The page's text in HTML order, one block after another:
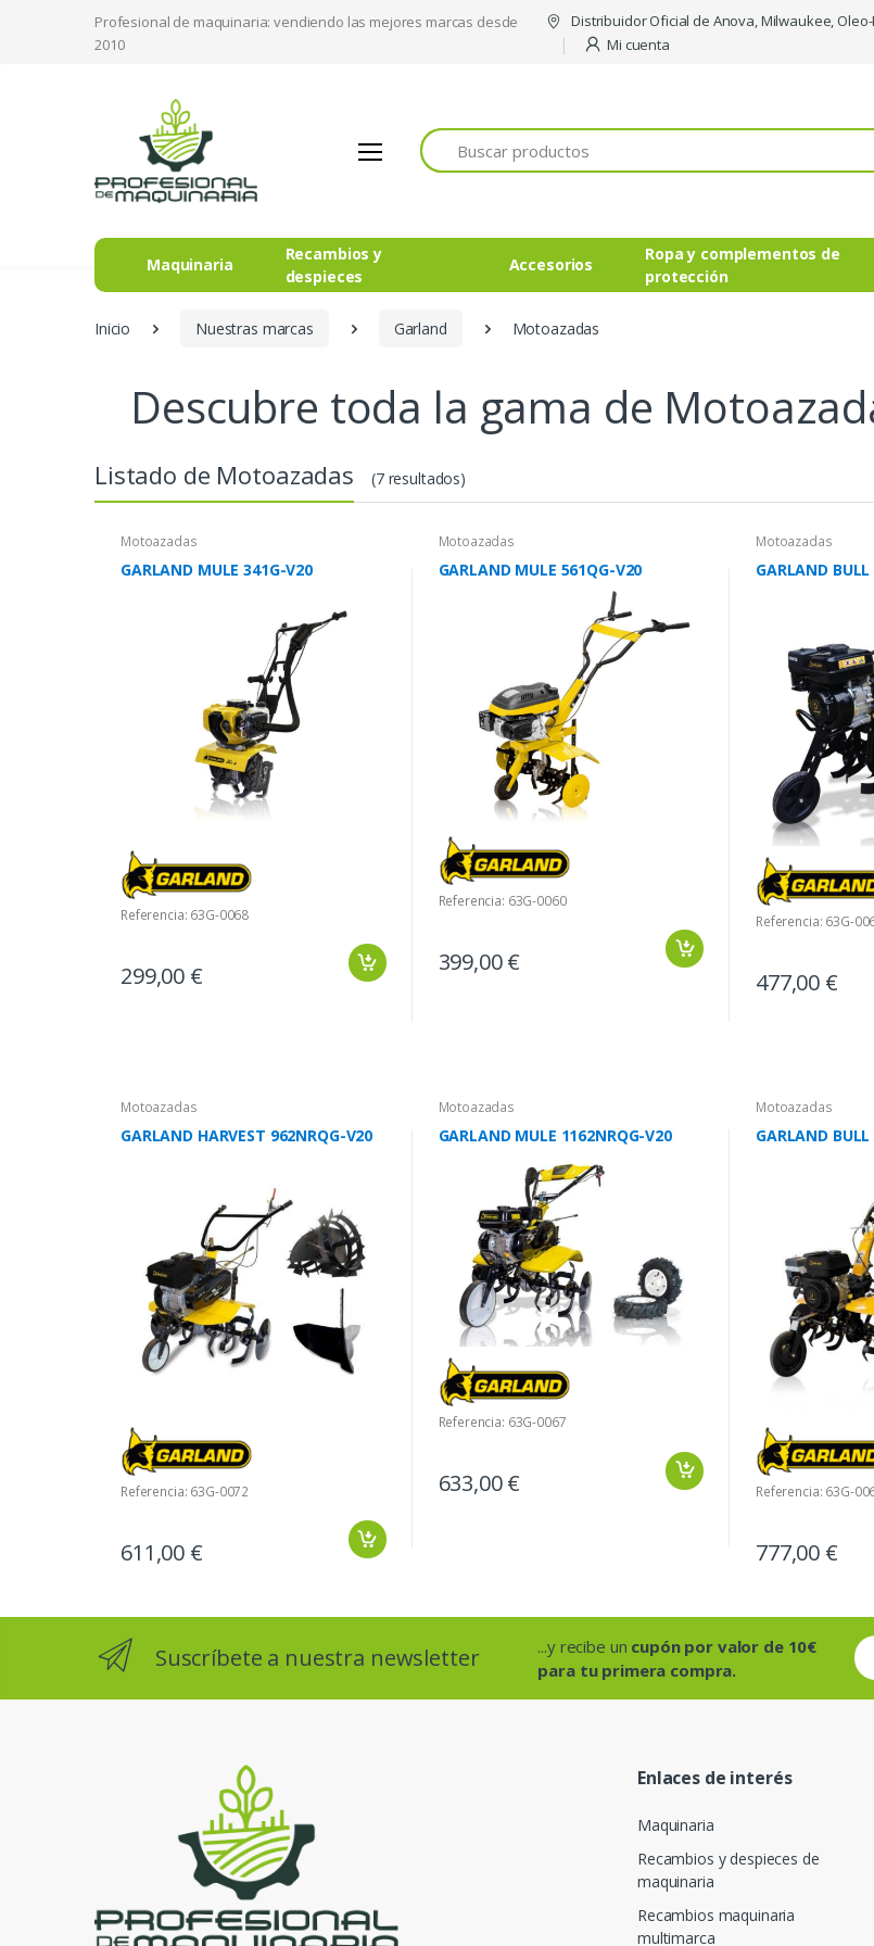
Profesional de maquinaria: vendiendo las mejores marcas desde
2010
Distribuidor Oficial de Anova, Milwaukee, Oleo-
Mi cuenta
Buscar
Maquinaria
Recambios y
despieces
Accesorios
Ropa y complementos de
protección
Inicio Nuestras marcas Garland Motoazadas
Descubre toda la gama de
Listado de Motoazadas (7 resultados)
Motoazadas
GARLAND MULE 341G-V20
Referencia: 63G-0068
299,00 €
Motoazadas
GARLAND MULE 561QG-V20
Referencia: 63G-0060
399,00 €
Motoazadas
GARLAND
Referencia: 63G-
477,00 €
Motoazadas
GARLAND HARVEST 962NRQG-V20
Referencia: 63G-0072
611,00 €
Motoazadas
GARLAND MULE 1162NRQG-V20
Referencia: 63G-0067
633,00 €
Motoazadas
GARLAND
Referencia: 63G-
777,00 €
Suscríbete a nuestra newsletter ...y recibe un cupón por valor de 10€
para tu primera compra.
Enlaces de interés
Maquinaria
Recambios y despieces de
maquinaria
Recambios maquinaria
multimarca